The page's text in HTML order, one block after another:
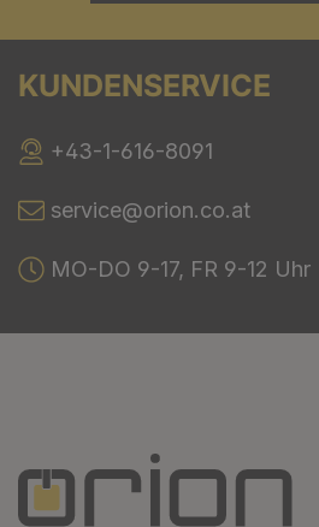
KUNDENSERVICE
+43-1-616-8091
service@orion.co.at
MO-DO 9-17, FR 9-12 Uhr